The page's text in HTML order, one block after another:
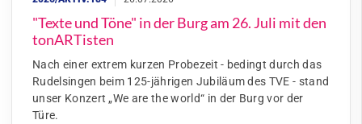
"Texte und Töne" in der Burg am 26. Juli mit den
tonARTisten
Nach einer extrem kurzen Probezeit - bedingt durch das
Rudelsingen beim 125-jährigen Jubiläum des TVE - stand
unser Konzert „We are the world“ in der Burg vor der
Türe.